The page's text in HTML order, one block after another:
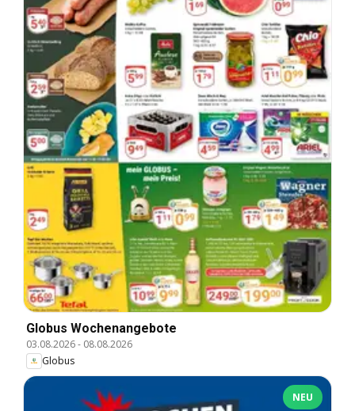
Globus Wochenangebote
03.08.2026- 08.08.2026
Globus
NEU